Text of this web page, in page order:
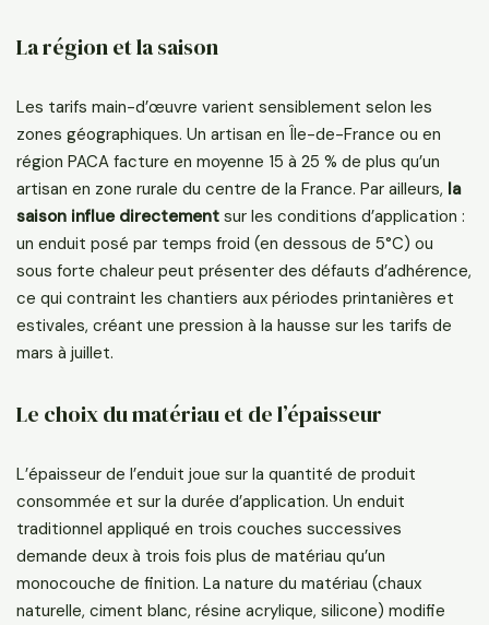
La région et la saison
Les tarifs main-d’œuvre varient sensiblement selon les
zones géographiques. Un artisan en Île-de-France ou en
région PACA facture en moyenne 15 à 25 % de plus qu’un
artisan en zone rurale du centre de la France. Par ailleurs, la
saison influe directement sur les conditions d’application :
un enduit posé par temps froid (en dessous de 5°C) ou
sous forte chaleur peut présenter des défauts d’adhérence,
ce qui contraint les chantiers aux périodes printanières et
estivales, créant une pression à la hausse sur les tarifs de
mars à juillet.
Le choix du matériau et de l’épaisseur
L’épaisseur de l’enduit joue sur la quantité de produit
consommée et sur la durée d’application. Un enduit
traditionnel appliqué en trois couches successives
demande deux à trois fois plus de matériau qu’un
monocouche de finition. La nature du matériau (chaux
naturelle, ciment blanc, résine acrylique, silicone) modifie